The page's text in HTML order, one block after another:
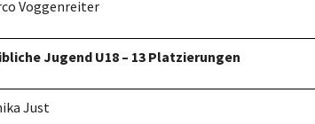
Voggenreiter
Jugend U18 – 13 Platzierungen
Just